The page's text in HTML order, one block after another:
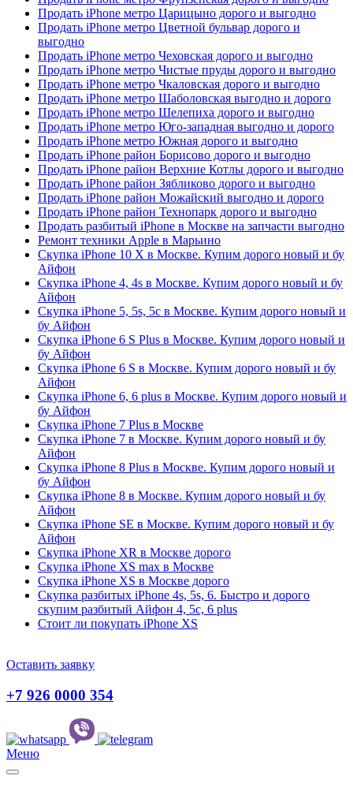
Продать iPhone метро Царицыно дорого и выгодно
Продать iPhone метро Цветной бульвар дорого и
выгодно
Продать iPhone метро Чеховская дорого и выгодно
Продать iPhone метро Чистые пруды дорого и выгодно
Продать iPhone метро Чкаловская дорого и выгодно
Продать iPhone метро Шаболовская выгодно и дорого
Продать iPhone метро Шелепиха дорого и выгодно
Продать iPhone метро Юго-западная выгодно и дорого
Продать iPhone метро Южная дорого и выгодно
Продать iPhone район Борисово дорого и выгодно
Продать iPhone район Верхние Котлы дорого и выгодно
Продать iPhone район Зябликово дорого и выгодно
Продать iPhone район Можайский выгодно и дорого
Продать iPhone район Технопарк дорого и выгодно
Продать разбитый iPhone в Москве на запчасти выгодно
Ремонт техники Apple в Марьино
Скупка iPhone 10 X в Москве. Купим дорого новый и бу
Айфон
Скупка iPhone 4, 4s в Москве. Купим дорого новый и бу
Айфон
Скупка iPhone 5, 5s, 5c в Москве. Купим дорого новый и
бу Айфон
Скупка iPhone 6 S Plus в Москве. Купим дорого новый и
бу Айфон
Скупка iPhone 6 S в Москве. Купим дорого новый и бу
Айфон
Скупка iPhone 6, 6 plus в Москве. Купим дорого новый и
бу Айфон
Скупка iPhone 7 Plus в Москве
Скупка iPhone 7 в Москве. Купим дорого новый и бу
Айфон
Скупка iPhone 8 Plus в Москве. Купим дорого новый и
бу Айфон
Скупка iPhone 8 в Москве. Купим дорого новый и бу
Айфон
Скупка iPhone SE в Москве. Купим дорого новый и бу
Айфон
Скупка iPhone XR в Москве дорого
Скупка iPhone XS max в Москве
Скупка iPhone XS в Москве дорого
Скупка разбитых iPhone 4s, 5s, 6. Быстро и дорого
скупим разбитый Айфон 4, 5c, 6 plus
Стоит ли покупать iPhone XS
Оставить заявку
+7 926 0000 354
Меню